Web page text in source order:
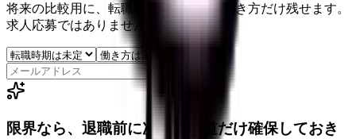
将来の比較用に、転職時期と気になる働き方だけ残せます。
求人応募ではありません。
限界なら、退職前に次の逃げ道だけ確保しておき